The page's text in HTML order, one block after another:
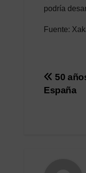
podría
Fuente:
Post
50
España